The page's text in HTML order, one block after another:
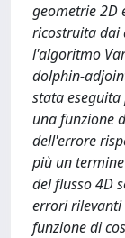
geometrie 2D
ricostruita dai
l'algoritmo
dolphin-
stata
una funzione
dell'errore
più un
del flusso 4D
errori rilevanti
funzione di